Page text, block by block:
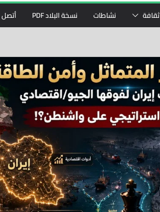
ثقافة نشاطات نسخة البلاد PDF أتصل